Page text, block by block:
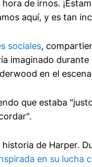
de irnos.
aquí, y es tan
sociales,
imaginado durante
en el
que estaba
de Harper.
en su lucha